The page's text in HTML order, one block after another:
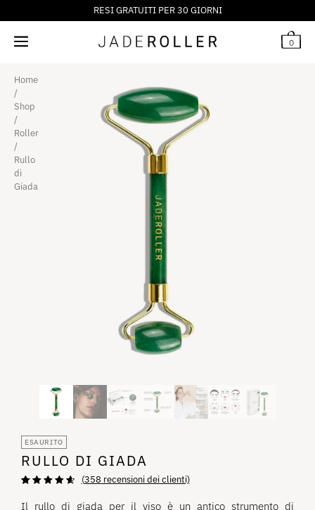
30€
RESI GRATUITI PER 30 GIORNI
0
Home
/
Shop
/
Roller
/
Rullo
di
Giada
ESAURITO
RULLO DI GIADA
4,73
su 5
(358 recensioni dei clienti)
Il rullo di giada per il viso è un antico strumento di